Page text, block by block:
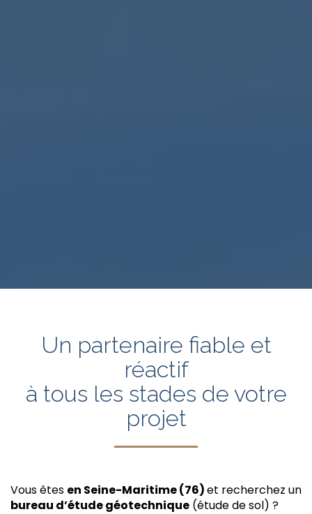
Un partenaire fiable et
réactif
à tous les stades de votre
projet
Vous êtes en Seine-Maritime (76)et recherchez un
bureau d’étude géotechnique (étude de sol) ?